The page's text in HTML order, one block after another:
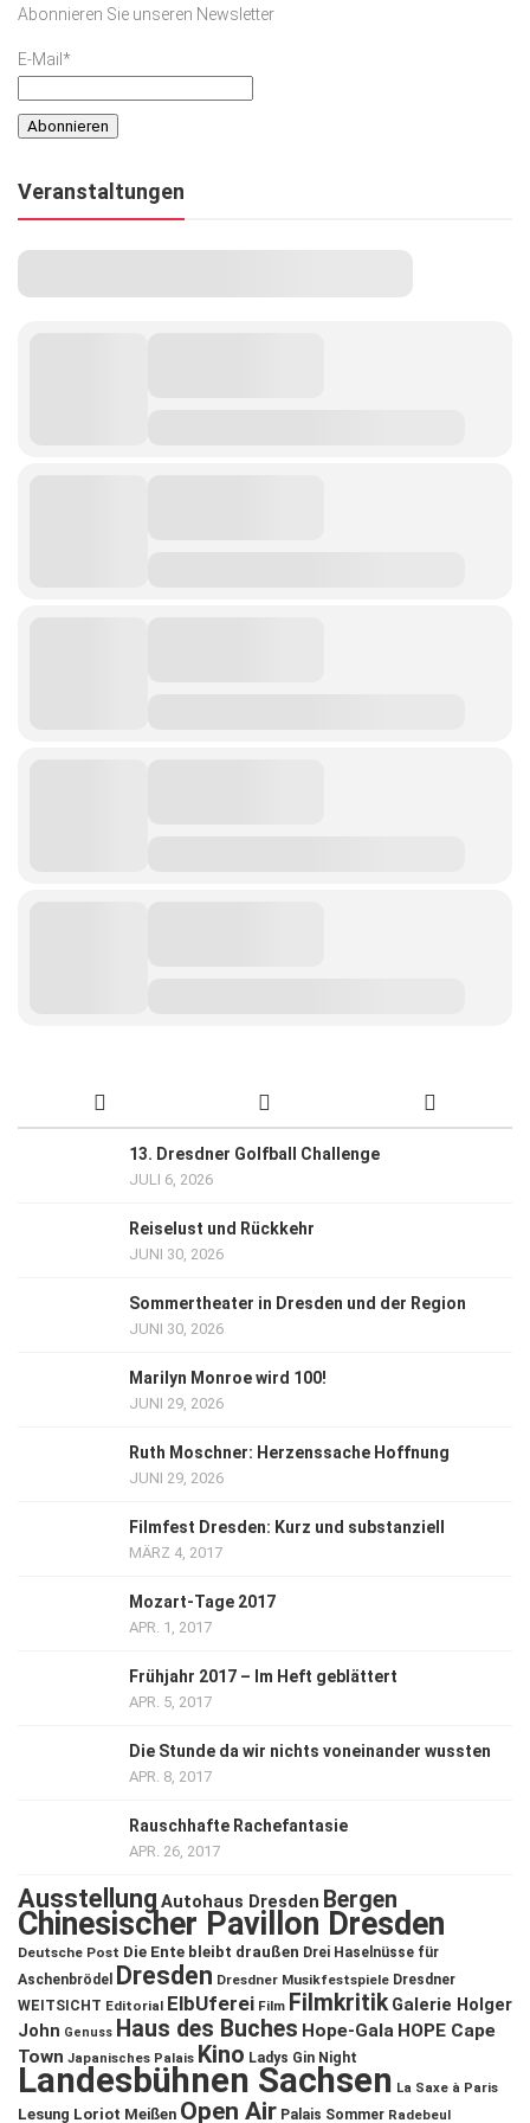
Lifestyle
Ausflug & Reise
SACHSEN IN PARIS
Abonnieren Sie unseren Newsletter
E-Mail*
Veranstaltungen
13. Dresdner Golfball Challenge
JULI 6, 2026
Reiselust und Rückkehr
JUNI 30, 2026
Sommertheater in Dresden und der Region
JUNI 30, 2026
Marilyn Monroe wird 100!
JUNI 29, 2026
Ruth Moschner: Herzenssache Hoffnung
JUNI 29, 2026
Filmfest Dresden: Kurz und substanziell
MÄRZ 4, 2017
Mozart-Tage 2017
APR. 1, 2017
Frühjahr 2017 – Im Heft geblättert
APR. 5, 2017
Die Stunde da wir nichts voneinander wussten
APR. 8, 2017
Rauschhafte Rachefantasie
APR. 26, 2017
Ausstellung Autohaus Dresden Bergen
Chinesischer Pavillon Dresden
Deutsche Post Die Ente bleibt draußen Drei Haselnüsse für
Aschenbrödel
Dresden Dresdner Musikfestspiele Dresdner
WEITSICHT Editorial ElbUferei Film Filmkritik Galerie Holger
John Genuss Haus des Buches Hope-Gala HOPE Cape
Town Japanisches Palais Kino Ladys Gin Night
Landesbühnen Sachsen La Saxe à Paris
Lesung Loriot Meißen Open Air Palais Sommer Radebeul